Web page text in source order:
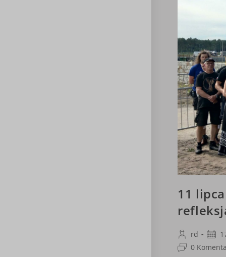
11
Post
author:
rd
Post
Post0